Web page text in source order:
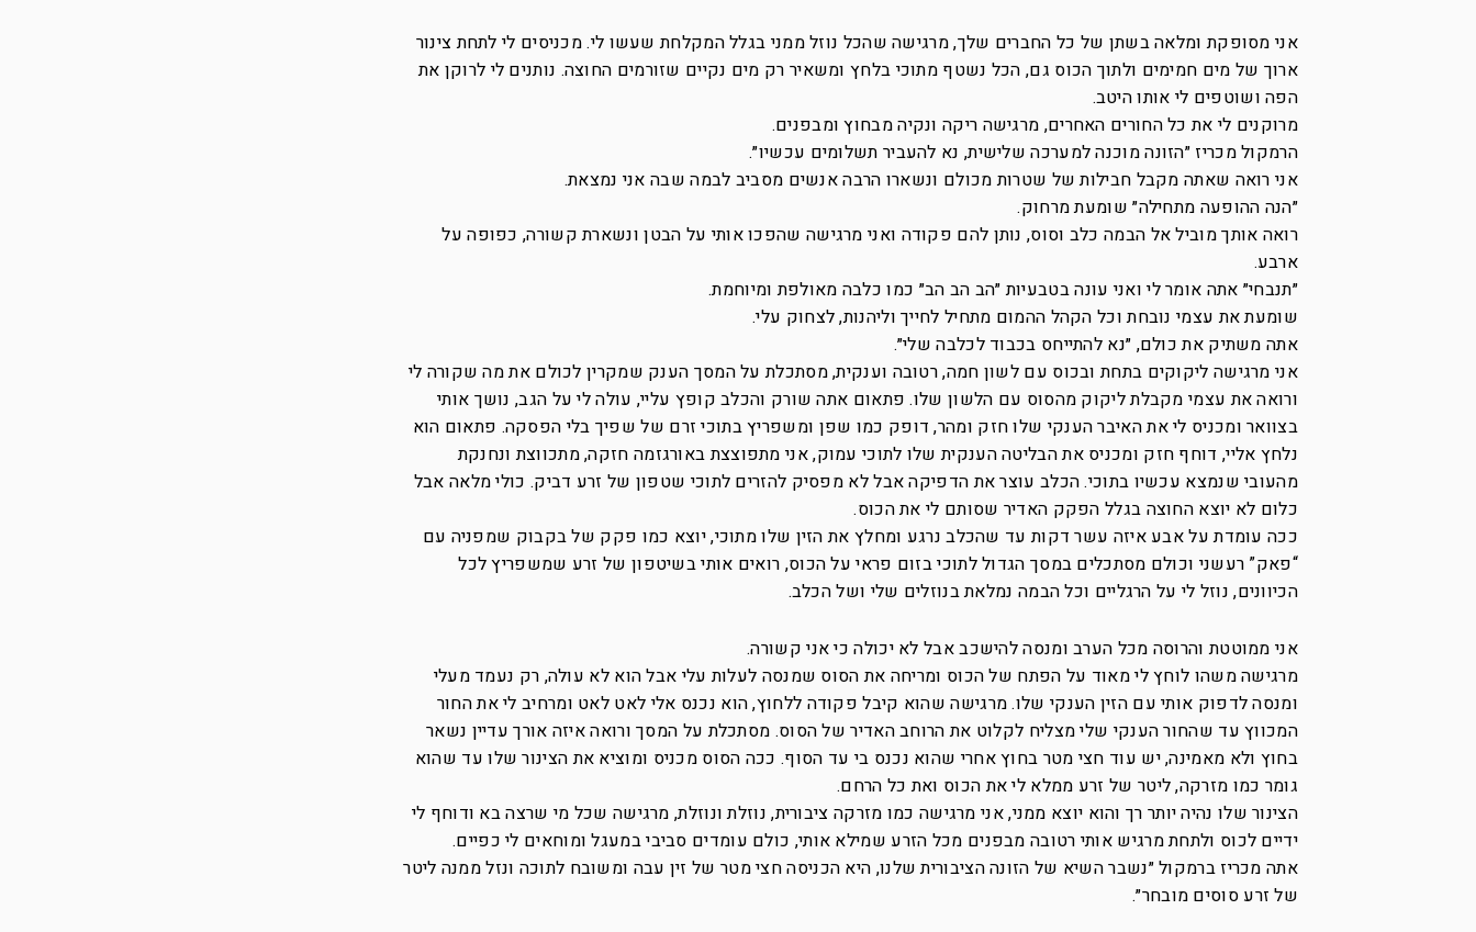
אני מסופקת ומלאה בשתן של כל החברים שלך, מרגישה שהכל נוזל ממני בגלל המקלחת שעשו לי. מכניסים לי לתחת צינור
ארוך של מים חמימים ולתוך הכוס גם, הכל נשטף מתוכי בלחץ ומשאיר רק מים נקיים שזורמים החוצה. נותנים לי לרוקן את
הפה ושוטפים לי אותו היטב.
מרוקנים לי את כל החורים האחרים, מרגישה ריקה ונקיה מבחוץ ומבפנים.
הרמקול מכריז ״הזונה מוכנה למערכה שלישית, נא להעביר תשלומים עכשיו״.
אני רואה שאתה מקבל חבילות של שטרות מכולם ונשארו הרבה אנשים מסביב לבמה שבה אני נמצאת.
״הנה ההופעה מתחילה״ שומעת מרחוק.
רואה אותך מוביל אל הבמה כלב וסוס, נותן להם פקודה ואני מרגישה שהפכו אותי על הבטן ונשארת קשורה, כפופה על
ארבע.
״תנבחי״ אתה אומר לי ואני עונה בטבעיות ״הב הב הב״ כמו כלבה מאולפת ומיוחמת.
שומעת את עצמי נובחת וכל הקהל ההמום מתחיל לחייך וליהנות, לצחוק עלי.
אתה משתיק את כולם, ״נא להתייחס בכבוד לכלבה שלי״.
אני מרגישה ליקוקים בתחת ובכוס עם לשון חמה, רטובה וענקית, מסתכלת על המסך הענק שמקרין לכולם את מה שקורה לי
ורואה את עצמי מקבלת ליקוק מהסוס עם הלשון שלו. פתאום אתה שורק והכלב קופץ עליי, עולה לי על הגב, נושך אותי
בצוואר ומכניס לי את האיבר הענקי שלו חזק ומהר, דופק כמו שפן ומשפריץ בתוכי זרם של שפיך בלי הפסקה. פתאום הוא
נלחץ אליי, דוחף חזק ומכניס את הבליטה הענקית שלו לתוכי עמוק, אני מתפוצצת באורגזמה חזקה, מתכווצת ונחנקת
מהעובי שנמצא עכשיו בתוכי. הכלב עוצר את הדפיקה אבל לא מפסיק להזרים לתוכי שטפון של זרע דביק. כולי מלאה אבל
כלום לא יוצא החוצה בגלל הפקק האדיר שסותם לי את הכוס.
ככה עומדת על אבע איזה עשר דקות עד שהכלב נרגע ומחלץ את הזין שלו מתוכי, יוצא כמו פקק של בקבוק שמפניה עם
“פאק” רעשני וכולם מסתכלים במסך הגדול לתוכי בזום פראי על הכוס, רואים אותי בשיטפון של זרע שמשפריץ לכל
הכיוונים, נוזל לי על הרגליים וכל הבמה נמלאת בנוזלים שלי ושל הכלב.
אני ממוטטת והרוסה מכל הערב ומנסה להישכב אבל לא יכולה כי אני קשורה.
מרגישה משהו לוחץ לי מאוד על הפתח של הכוס ומריחה את הסוס שמנסה לעלות עלי אבל הוא לא עולה, רק נעמד מעלי
ומנסה לדפוק אותי עם הזין הענקי שלו. מרגישה שהוא קיבל פקודה ללחוץ, הוא נכנס אלי לאט לאט ומרחיב לי את החור
המכווץ עד שהחור הענקי שלי מצליח לקלוט את הרוחב האדיר של הסוס. מסתכלת על המסך ורואה איזה אורך עדיין נשאר
בחוץ ולא מאמינה, יש עוד חצי מטר בחוץ אחרי שהוא נכנס בי עד הסוף. ככה הסוס מכניס ומוציא את הצינור שלו עד שהוא
גומר כמו מזרקה, ליטר של זרע ממלא לי את הכוס ואת כל הרחם.
הצינור שלו נהיה יותר רך והוא יוצא ממני, אני מרגישה כמו מזרקה ציבורית, נוזלת ונוזלת, מרגישה שכל מי שרצה בא ודוחף לי
ידיים לכוס ולתחת מרגיש אותי רטובה מבפנים מכל הזרע שמילא אותי, כולם עומדים סביבי במעגל ומוחאים לי כפיים.
אתה מכריז ברמקול ״נשבר השיא של הזונה הציבורית שלנו, היא הכניסה חצי מטר של זין עבה ומשובח לתוכה ונזל ממנה ליטר
של זרע סוסים מובחר״.